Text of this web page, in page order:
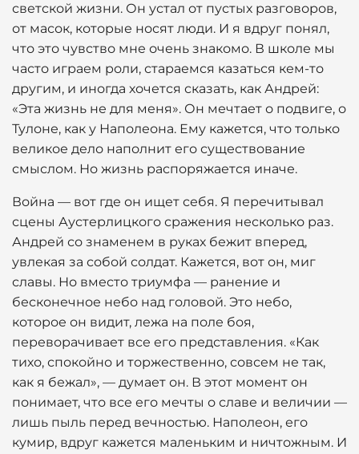
светской жизни. Он устал от пустых разговоров,
от масок, которые носят люди. И я вдруг понял,
что это чувство мне очень знакомо. В школе мы
часто играем роли, стараемся казаться кем-то
другим, и иногда хочется сказать, как Андрей:
«Эта жизнь не для меня». Он мечтает о подвиге, о
Тулоне, как у Наполеона. Ему кажется, что только
великое дело наполнит его существование
смыслом. Но жизнь распоряжается иначе.
Война — вот где он ищет себя. Я перечитывал
сцены Аустерлицкого сражения несколько раз.
Андрей со знаменем в руках бежит вперед,
увлекая за собой солдат. Кажется, вот он, миг
славы. Но вместо триумфа — ранение и
бесконечное небо над головой. Это небо,
которое он видит, лежа на поле боя,
переворачивает все его представления. «Как
тихо, спокойно и торжественно, совсем не так,
как я бежал», — думает он. В этот момент он
понимает, что все его мечты о славе и величии —
лишь пыль перед вечностью. Наполеон, его
кумир, вдруг кажется маленьким и ничтожным. И